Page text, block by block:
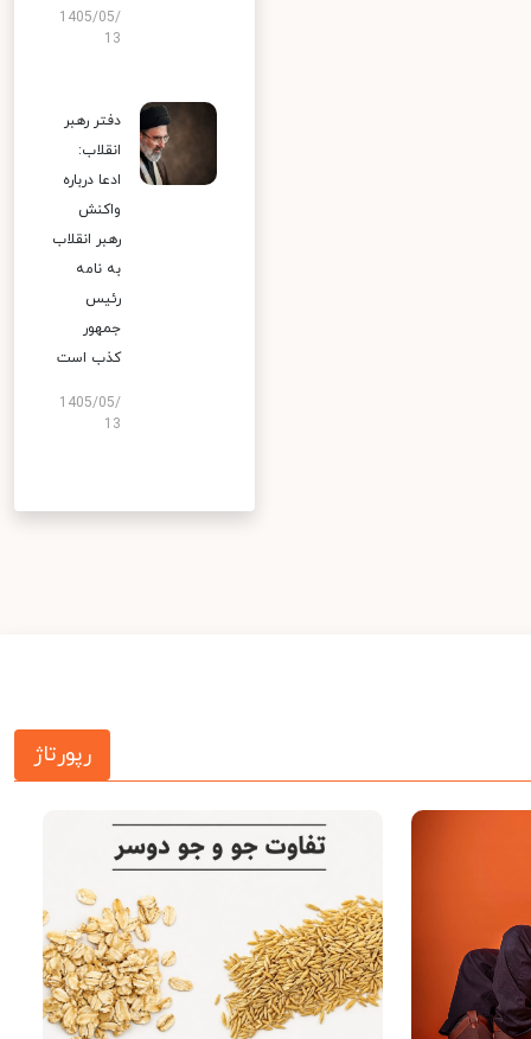
1405/05/
13
دفتر رهبر
انقلاب:
ادعا درباره
واکنش
رهبر انقلاب
به نامه
رئیس
جمهور
کذب است
1405/05/
13
رپورتاژ